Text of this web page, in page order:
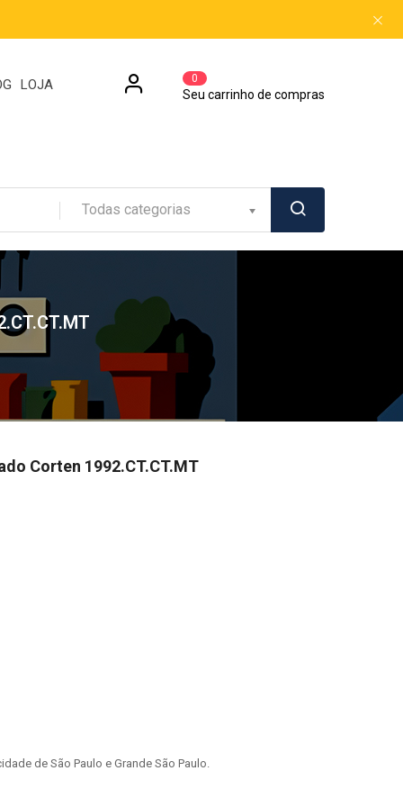
LOJA
Seu carrinho de compras
0
Todas categorias
Corten 1992.CT.CT.MT
de São Paulo e Grande São Paulo.